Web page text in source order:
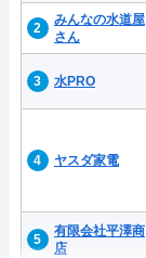
みんなの水道屋
さん
水PRO
ヤスダ家電
有限会社平澤商
店